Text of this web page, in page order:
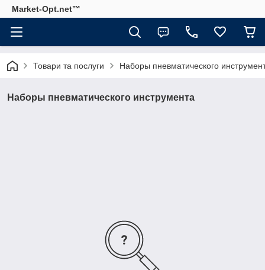
Market-Opt.net™
Товари та послуги Наборы пневматического
Наборы пневматического инструмента